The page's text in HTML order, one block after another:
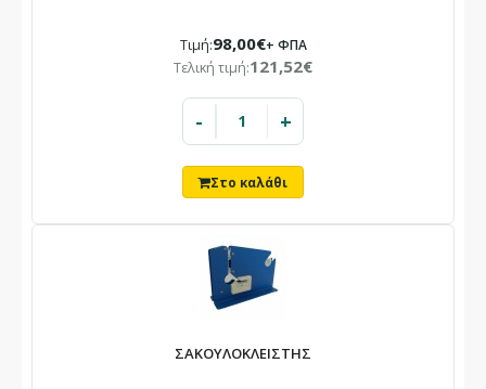
Τιμή:98,00€+ ΦΠΑ
Τελική τιμή:121,52€
- +
ΣΑΚΟΥΛΟΚΛΕΙΣΤΗΣ